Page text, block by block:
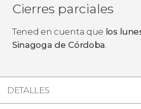
Cierres parciales
Tened en cuenta que los
Sinagoga de Córdoba.
DETALLES